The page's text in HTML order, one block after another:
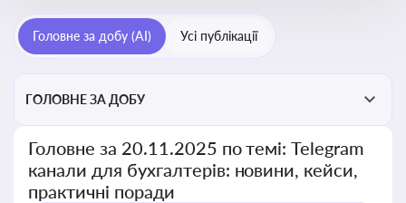
корисні лайфхаки для ведення бухгалтерії
Головне за добу (AI) Усі публікації
ГОЛОВНЕ ЗА ДОБУ
Головне за 20.11.2025 по темі: Telegram
канали для бухгалтерів: новини, кейси,
практичні поради